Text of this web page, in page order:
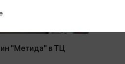
"Метида" в ТЦ